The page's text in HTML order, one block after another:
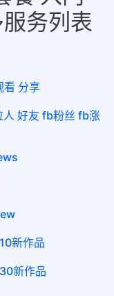
务列表
分享
好友 fb粉丝 fb涨
新作品
新作品